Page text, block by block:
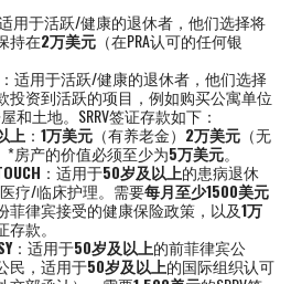
适用于活跃/健康的退休者，他们选择将
持在2万美元 （在PRA认可的任何银
：适用于活跃/健康的退休者，他们选择
投资到活跃的项目，例如购买公寓单位
和土地。SRRV签证存款如下：
上 ： 1万美元 （有养老金） 2万美元 （无
*房产的价值必须至少为5万美元。
：适用于50岁及以上的患病退休
疗/临床护理。需要每月至少1500美元
菲律宾接受的健康保险政策，以及1万
存款。
：适用于50岁及以上的前菲律宾公
民，适用于50岁及以上的国际组织认可